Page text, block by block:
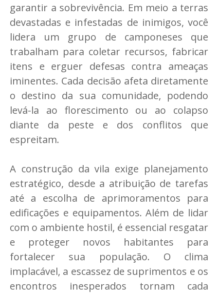
garantir a sobrevivência. Em meio a terras
devastadas e infestadas de inimigos, você
lidera um grupo de camponeses que
trabalham para coletar recursos, fabricar
itens e erguer defesas contra ameaças
iminentes. Cada decisão afeta diretamente
o destino da sua comunidade, podendo
levá-la ao florescimento ou ao colapso
diante da peste e dos conflitos que
espreitam.
A construção da vila exige planejamento
estratégico, desde a atribuição de tarefas
até a escolha de aprimoramentos para
edificações e equipamentos. Além de lidar
com o ambiente hostil, é essencial resgatar
e proteger novos habitantes para
fortalecer sua população. O clima
implacável, a escassez de suprimentos e os
encontros inesperados tornam cada